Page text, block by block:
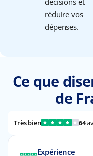
réduire vos
dépenses.
Ce que
de
Très bien 64
Expérience